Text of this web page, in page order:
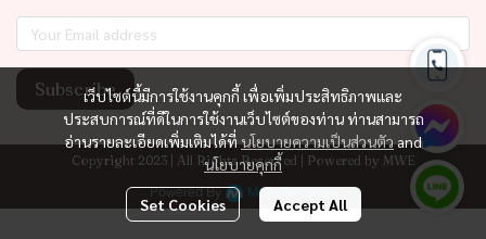
เว็บไซต์นี้มีการใช้งานคุกกี้ เพื่อเพิ่มประสิทธิภาพและ
ประสบการณ์ที่ดีในการใช้งานเว็บไซต์ของท่าน ท่านสามารถ
อ่านรายละเอียดเพิ่มเติมได้ที่นโยบายความเป็นส่วนตัว and
นโยบายคุกกี้
Set Cookies Accept All
Subscribe
Copyright 2023 | All Rights Reserved | Powered by MWE
Powered By MakeWebEasy